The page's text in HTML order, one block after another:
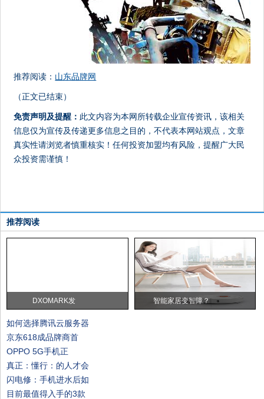
推荐阅读： 山东品牌网
（正文已结束）
免责声明及提醒： 此文内容为本网所转载企业宣传资讯，该相关
信息仅为宣传及传递更多信息之目的，不代表本网站观点，文章
真实性请浏览者慎重核实！任何投资加盟均有风险，提醒广大民
众投资需谨慎！
推荐阅读
DXOMARK发 智能家居变智障？
如何选择腾讯云服务器
京东618成品牌商首
OPPO 5G手机正
真正：懂行：的人才会
闪电修：手机进水后如
目前最值得入手的3款